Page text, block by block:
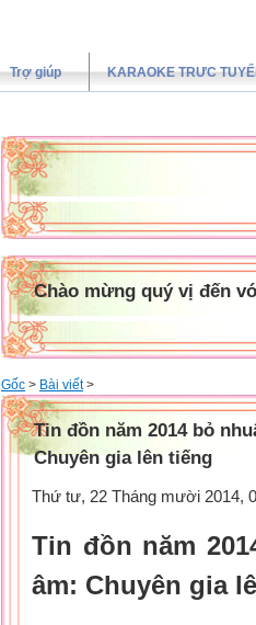
Trợ giúp KARAOKE TRƯC
Chào mừng quý vị đến
Gốc > Bài viết>
Tin đồn năm 2014 bỏ
Chuyên gia lên tiếng
Thứ tư, 22 Tháng mười 2014,
Tin đồn năm
âm: Chuyên gia